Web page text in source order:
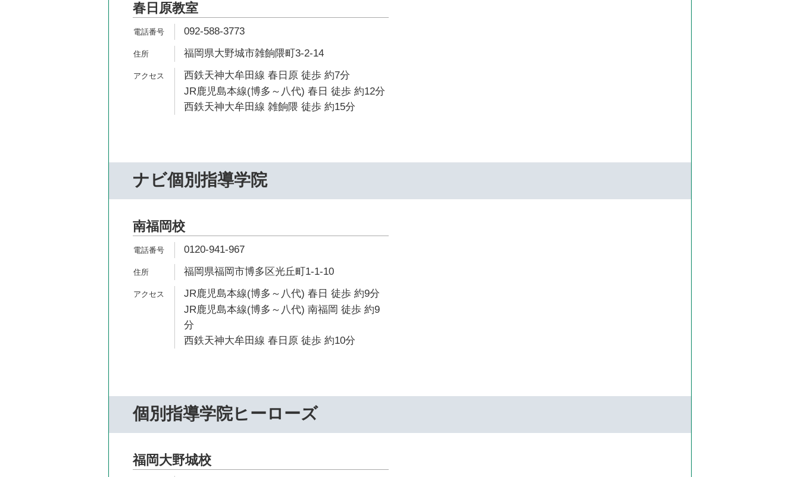
春日原教室
092-588-3773
福岡県大野城市雑餉隈町3-2-14
西鉄天神大牟田線 春日原 徒歩 約7分
JR鹿児島本線(博多～八代) 春日 徒歩 約12分
西鉄天神大牟田線 雑餉隈 徒歩 約15分
ナビ個別指導学院
南福岡校
0120-941-967
福岡県福岡市博多区光丘町1-1-10
JR鹿児島本線(博多～八代) 春日 徒歩 約9分
JR鹿児島本線(博多～八代) 南福岡 徒歩 約9
分
西鉄天神大牟田線 春日原 徒歩 約10分
個別指導学院ヒーローズ
福岡大野城校